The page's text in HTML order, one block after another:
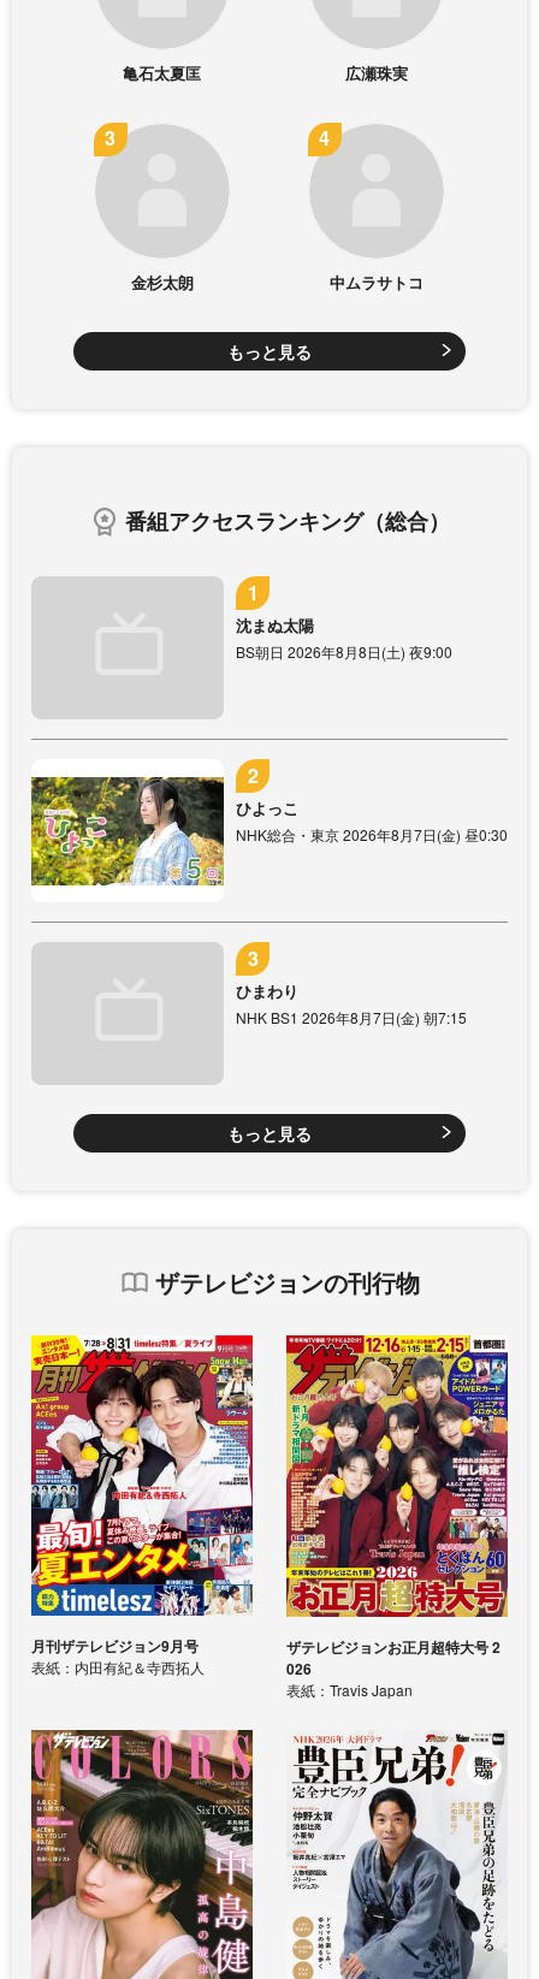
亀石太夏匡 広瀬珠実
金杉太朗 中ムラサトコ
もっと見る
番組アクセスランキング（総合）
沈まぬ太陽
BS朝日 2026年8月8日(土) 夜9:00
ひよっこ
NHK総合・東京 2026年8月7日(金) 昼0:30
ひまわり
NHK BS1 2026年8月7日(金) 朝7:15
もっと見る
ザテレビジョンの刊行物
月刊ザテレビジョン9月号
表紙：内田有紀＆寺西拓人
ザテレビジョンお正月超特大号 2
026
表紙：Travis Japan